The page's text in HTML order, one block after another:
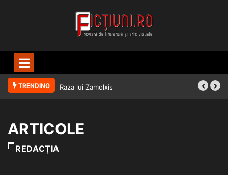
TRENDING Raza lui Zamolxis
ARTICOLE
REDACŢIA